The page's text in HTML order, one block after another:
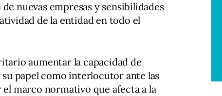
nuevas empresas y sensibilidades
de la entidad en todo el
aumentar la capacidad de
papel como interlocutor ante las
marco normativo que afecta a la